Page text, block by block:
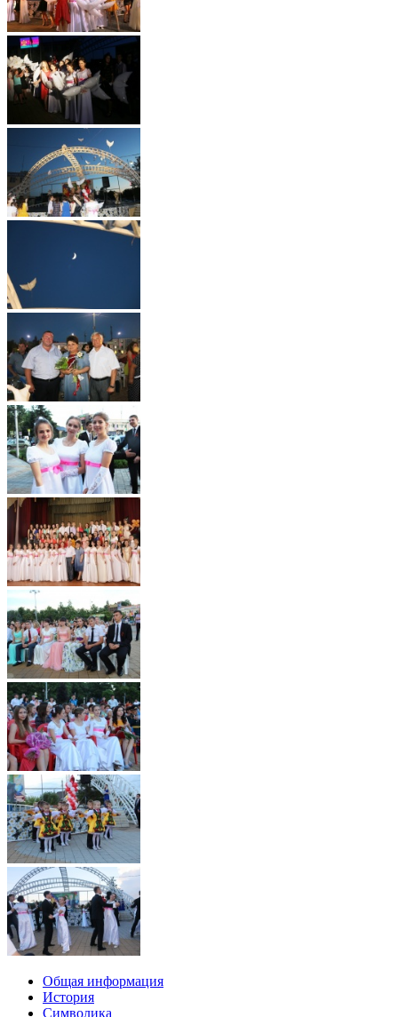
Общая информация
История
Символика